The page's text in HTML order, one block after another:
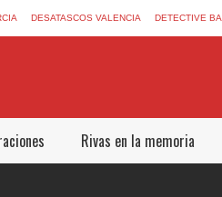
DESATASCOS VALENCIA DETECTIVE
Rivas en la memoria